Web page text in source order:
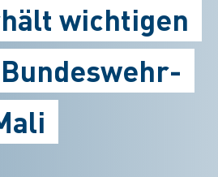
wichtigen